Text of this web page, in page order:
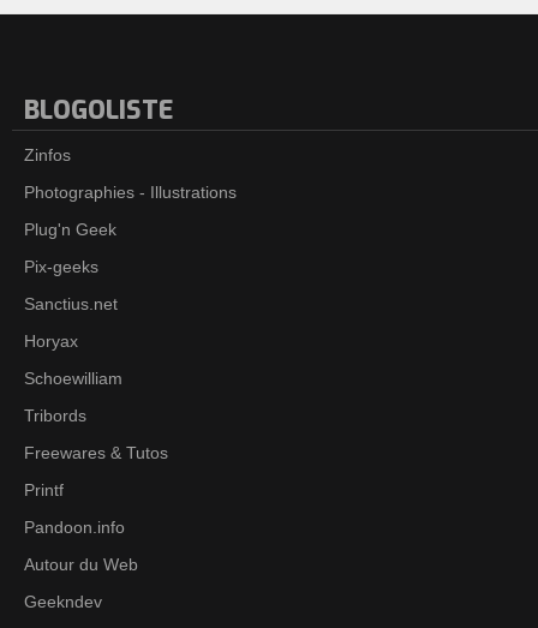
BLOGOLISTE
Zinfos
Photographies - Illustrations
Plug'n Geek
Pix-geeks
Sanctius.net
Horyax
Schoewilliam
Tribords
Freewares & Tutos
Printf
Pandoon.info
Autour du Web
Geekndev